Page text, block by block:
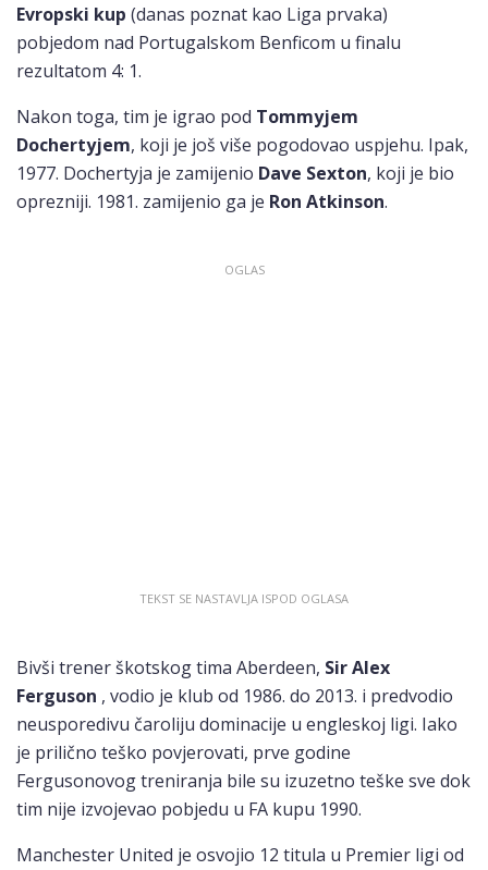
Evropski kup (danas poznat kao Liga prvaka)
pobjedom nad Portugalskom Benficom u finalu
rezultatom 4: 1.
Nakon toga, tim je igrao pod Tommyjem
Dochertyjem, koji je još više pogodovao uspjehu. Ipak,
1977. Dochertyja je zamijenio Dave Sexton, koji je bio
oprezniji. 1981. zamijenio ga je Ron Atkinson.
Bivši trener škotskog tima Aberdeen, Sir Alex
Ferguson , vodio je klub od 1986. do 2013. i predvodio
neusporedivu čaroliju dominacije u engleskoj ligi. Iako
je prilično teško povjerovati, prve godine
Fergusonovog treniranja bile su izuzetno teške sve dok
tim nije izvojevao pobjedu u FA kupu 1990.
Manchester United je osvojio 12 titula u Premier ligi od